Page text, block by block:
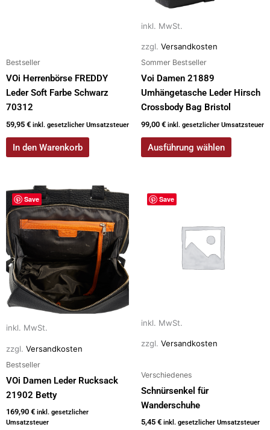
Bestseller
VOi Herrenbörse FREDDY
Leder Soft Farbe Schwarz
70312
59,95 € inkl. gesetzlicher Umsatzsteuer
In den Warenkorb
inkl. MwSt.
zzgl. Versandkosten
Sommer Bestseller
Voi Damen 21889
Umhängetasche Leder Hirsch
Crossbody Bag Bristol
99,00 € inkl. gesetzlicher Umsatzsteuer
Ausführung wählen
können
Produktseite
gewählt
werden
Save
inkl. MwSt.
zzgl. Versandkosten
Bestseller
VOi Damen Leder Rucksack
21902 Betty
169,90 € inkl. gesetzlicher
Umsatzsteuer
Dieses
Produkt
weist
mehrere
Varianten
auf.
Die
Optionen
können
auf
Produktseite
gewählt
werden
Save
inkl. MwSt.
zzgl. Versandkosten
Verschiedenes
Schnürsenkel für
Wanderschuhe
5,45 € inkl. gesetzlicher Umsatzsteuer
Dieses
Produkt
auf
Produktseite
werden